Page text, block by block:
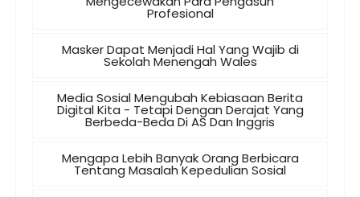
Profesional
Masker Dapat Menjadi Hal Yang Wajib di
Sekolah Menengah Wales
Media Sosial Mengubah Kebiasaan Berita
Digital Kita - Tetapi Dengan Derajat Yang
Berbeda-Beda Di AS Dan Inggris
Mengapa Lebih Banyak Orang Berbicara
Tentang Masalah Kepedulian Sosial